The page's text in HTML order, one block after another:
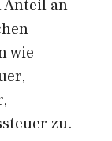
Anteil an
wie
zu.